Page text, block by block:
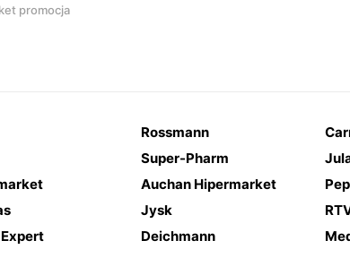
promocja
Rossmann
Super-Pharm
Auchan Hipermarket
Jysk
Deichmann